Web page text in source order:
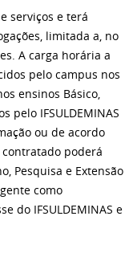
serviços e terá
limitada a, no
A carga horária a
pelo campus nos
ensinos Básico,
pelo IFSULDEMINAS
ou de acordo
contratado poderá
Pesquisa e Extensão
como
do IFSULDEMINAS e